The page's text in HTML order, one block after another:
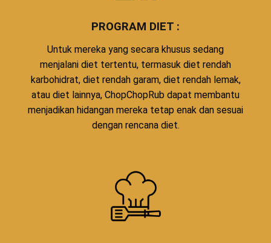
PROGRAM DIET :
Untuk mereka yang secara khusus sedang
menjalani diet tertentu, termasuk diet rendah
karbohidrat, diet rendah garam, diet rendah lemak,
atau diet lainnya, ChopChopRub dapat membantu
menjadikan hidangan mereka tetap enak dan sesuai
dengan rencana diet.